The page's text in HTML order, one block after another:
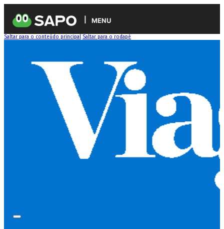
MENU
Saltar para o conteúdo principal Saltar para o rodapé